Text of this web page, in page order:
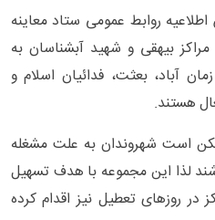
روابط عمومی ستاد معاینه
در روز یکشنبه (۲۶ آذر ماه) مراکز بیهقی و شهید آبشناسان به
آباد، بعثت، فدائیان اسلام و
است شهروندان به علت مشغله
لذا این مجموعه با هدف تسهیل
روزهای تعطیل نیز اقدام کرده